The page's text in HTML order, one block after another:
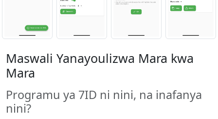
Maswali Yanayoulizwa Mara kwa
Mara
Programu ya 7ID ni nini, na inafanya
nini?